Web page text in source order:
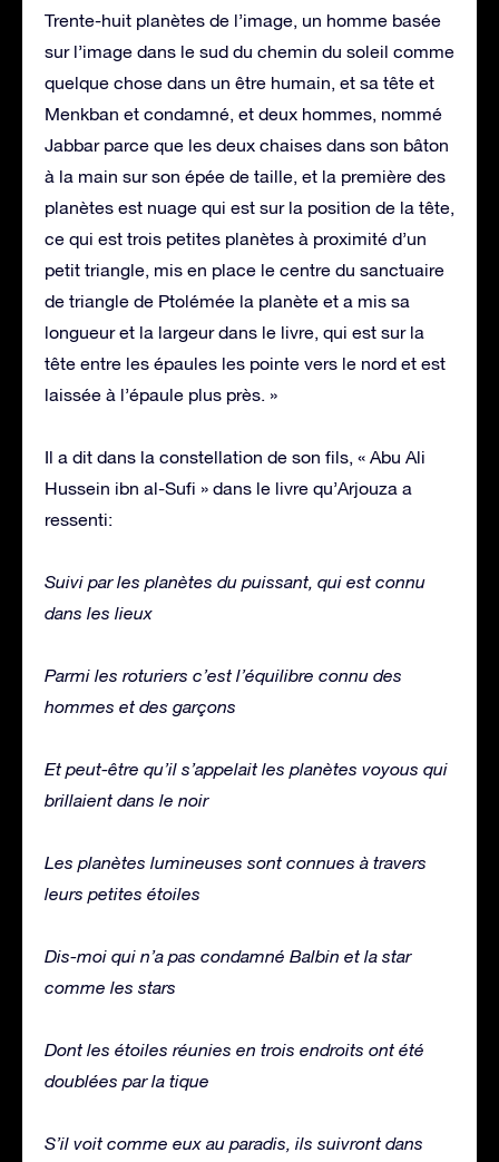
Trente-huit planètes de l’image, un homme basée
sur l’image dans le sud du chemin du soleil comme
quelque chose dans un être humain, et sa tête et
Menkban et condamné, et deux hommes, nommé
Jabbar parce que les deux chaises dans son bâton
à la main sur son épée de taille, et la première des
planètes est nuage qui est sur la position de la tête,
ce qui est trois petites planètes à proximité d’un
petit triangle, mis en place le centre du sanctuaire
de triangle de Ptolémée la planète et a mis sa
longueur et la largeur dans le livre, qui est sur la
tête entre les épaules les pointe vers le nord et est
laissée à l’épaule plus près. »
Il a dit dans la constellation de son fils, « Abu Ali
Hussein ibn al-Sufi » dans le livre qu’Arjouza a
ressenti:
Suivi par les planètes du puissant, qui est connu
dans les lieux
Parmi les roturiers c’est l’équilibre connu des
hommes et des garçons
Et peut-être qu’il s’appelait les planètes voyous qui
brillaient dans le noir
Les planètes lumineuses sont connues à travers
leurs petites étoiles
Dis-moi qui n’a pas condamné Balbin et la star
comme les stars
Dont les étoiles réunies en trois endroits ont été
doublées par la tique
S’il voit comme eux au paradis, ils suivront dans